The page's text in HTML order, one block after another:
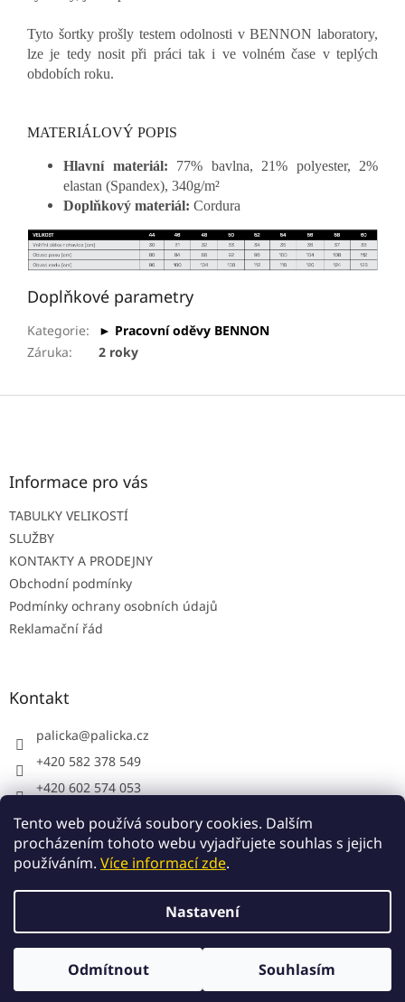
Tento web používá soubory cookies. Dalším
procházením tohoto webu vyjadřujete souhlas s jejich
používáním. Více informací zde.
Nastavení
Odmítnout Souhlasím
Tyto šortky prošly testem odolnosti v BENNON laboratory,
lze je tedy nosit při práci tak i ve volném čase v teplých
obdobích roku.
MATERIÁLOVÝ POPIS
Hlavní materiál: 77% bavlna, 21% polyester, 2%
elastan (Spandex), 340g/m²
Doplňkový materiál: Cordura
Doplňkové parametry
Kategorie:
► Pracovní oděvy BENNON
Záruka: 2 roky
Z
Informace pro vás
TABULKY VELIKOSTÍ
SLUŽBY
KONTAKTY A PRODEJNY
Obchodní podmínky
Podmínky ochrany osobních údajů
Reklamační řád
Kontakt
palicka@palicka.cz
+420 582 378 549
+420 602 574 053
Palička s.r.o. - pracovní oděvy
Copyright 2026Palička.cz. Všechna práva vyhrazena.
Upravit nastavení cookies